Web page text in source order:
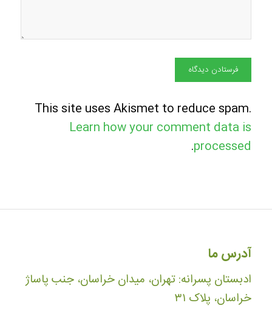
This site uses Akismet to reduce spam.
Learn how your comment data is
processed
.
آدرس ما
ادبستان پسرانه: تهران، میدان خراسان، جنب پاساژ
خراسان، پلاک ۳۱